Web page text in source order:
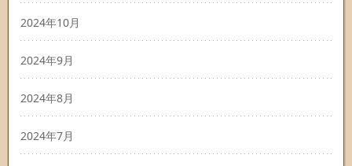
2024年10月
2024年9月
2024年8月
2024年7月